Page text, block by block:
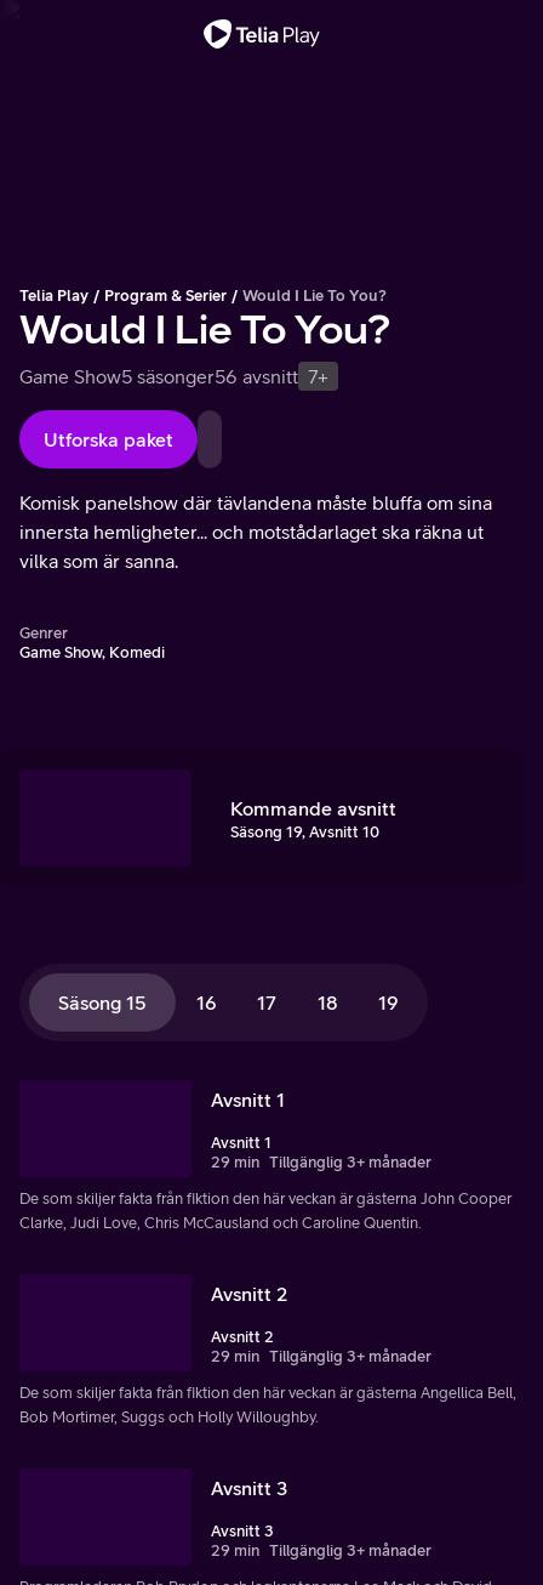
Telia Play Program & Serier Would I Lie To You?
Would I Lie To You?
Game Show5 säsonger56 avsnitt 7+
Utforska paket
Komisk panelshow där tävlandena måste bluffa om sina
innersta hemligheter... och motstådarlaget ska räkna ut
vilka som är sanna.
Genrer
Game Show, Komedi
Kommande avsnitt
Säsong 19, Avsnitt 10
Säsong 15 16 17 18 19
Avsnitt 1
Avsnitt 1
29 min Tillgänglig 3+ månader
De som skiljer fakta från fiktion den här veckan är gästerna John Cooper
Clarke, Judi Love, Chris McCausland och Caroline Quentin.
Avsnitt 2
Avsnitt 2
29 min Tillgänglig 3+ månader
De som skiljer fakta från fiktion den här veckan är gästerna Angellica Bell,
Bob Mortimer, Suggs och Holly Willoughby.
Avsnitt 3
Avsnitt 3
29 min Tillgänglig 3+ månader